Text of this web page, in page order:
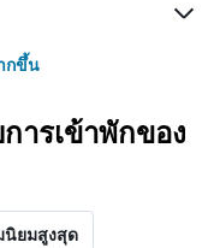
กขึ้น
ารเข้าพักของ
นิยมสูงสุด